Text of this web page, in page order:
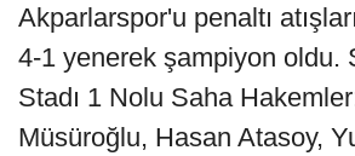
Akparlarspor'u penaltı
4-1 yenerek şampiyon oldu.
Stadı 1 Nolu Saha
Müsüroğlu, Hasan Atasoy,